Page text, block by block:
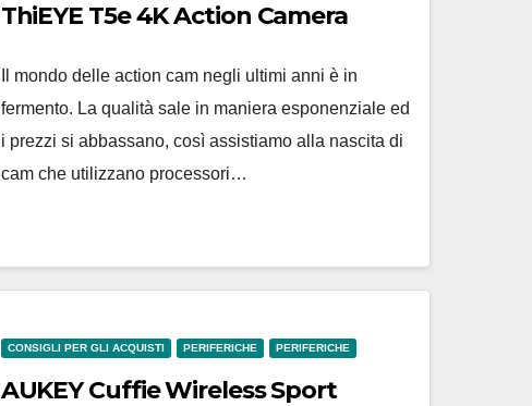
ThiEYE T5e 4K Action Camera
Il mondo delle action cam negli ultimi anni è in
fermento. La qualità sale in maniera esponenziale ed
i prezzi si abbassano, così assistiamo alla nascita di
cam che utilizzano processori…
CONSIGLI PER GLI ACQUISTI PERIFERICHE PERIFERICHE
AUKEY Cuffie Wireless Sport